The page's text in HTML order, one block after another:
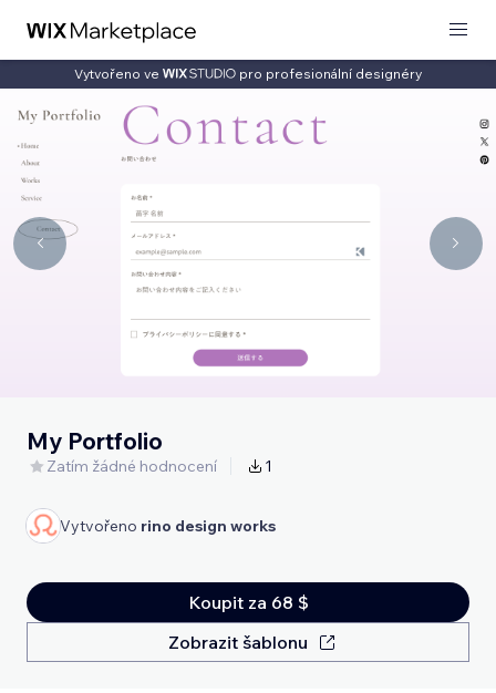
Vytvořeno ve pro profesionální designéry
My Portfolio
Zatím žádné hodnocení 1
Vytvořeno rino design works
Koupit za 68 $
Zobrazit šablonu